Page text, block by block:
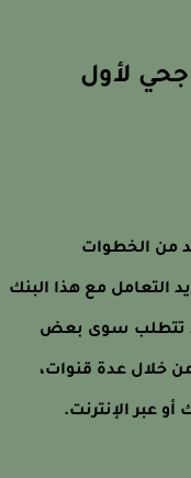
لأول
الخطوات
مع هذا البنك
تتطلب سوى بعض
خلال عدة قنوات،
الإنترنت.